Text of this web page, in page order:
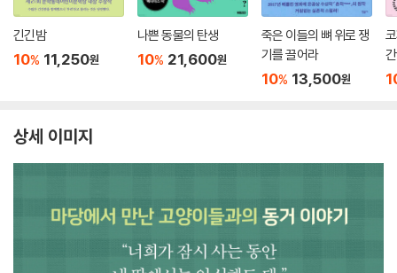
긴긴밤
10% 11,250원
나쁜 동물의 탄생
10% 21,600원
죽은 이들의 뼈 위로 쟁
기를 끌어라
10% 13,500원
상세 이미지